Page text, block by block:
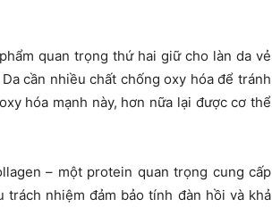
quan trọng thứ hai giữ cho làn da vẻ
cần nhiều chất chống oxy hóa để tránh
hóa mạnh này, hơn nữa lại được cơ thể
– một protein quan trọng cung cấp
nhiệm đảm bảo tính đàn hồi và khả